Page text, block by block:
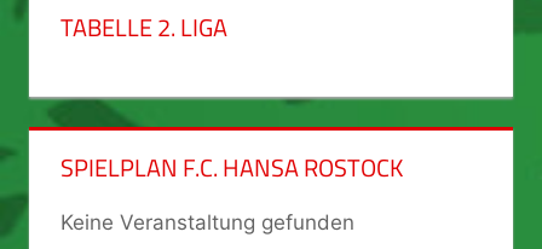
TABELLE 2. LIGA
SPIELPLAN F.C. HANSA ROSTOCK
Keine Veranstaltung gefunden